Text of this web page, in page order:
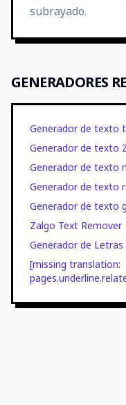
subrayado.
GENERADORES
Generador de texto
Generador de texto
Generador de texto
Generador de texto
Generador de texto
Zalgo Text Remover
Generador de Letras
[missing translation: